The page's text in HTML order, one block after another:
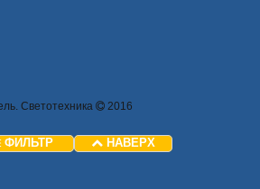
Светотехника
2016
ФИЛЬТР НАВЕРХ